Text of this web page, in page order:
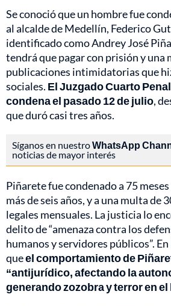
Se conoció que un hombre fue
al alcalde de Medellín, Federico
identificado como Andrey José
tendrá que pagar con prisión y una
publicaciones intimidatorias que
sociales. El Juzgado Cuarto
condena el pasado 12 de julio,
que duró casi tres años.
Síganos en nuestroWhatsApp
noticias de mayor interés
Piñarete fue condenado a 75
más de seis años, y a una multa de
legales mensuales. La justicia lo
delito de “amenaza contra los
humanos y servidores públicos”.
queel comportamiento de
“antijurídico, afectando la
generando zozobra y terror en